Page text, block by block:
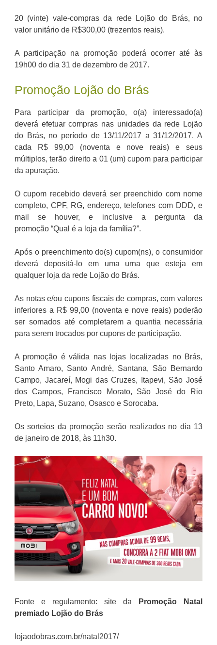
20 (vinte) vale-compras da rede Lojão do Brás, no
valor unitário de R$300,00 (trezentos reais).
A participação na promoção poderá ocorrer até às
19h00 do dia 31 de dezembro de 2017.
Promoção Lojão do Brás
Para participar da promoção, o(a) interessado(a)
deverá efetuar compras nas unidades da rede Lojão
do Brás, no período de 13/11/2017 a 31/12/2017. A
cada R$ 99,00 (noventa e nove reais) e seus
múltiplos, terão direito a 01 (um) cupom para participar
da apuração.
O cupom recebido deverá ser preenchido com nome
completo, CPF, RG, endereço, telefones com DDD, e
mail se houver, e inclusive a pergunta da
promoção “Qual é a loja da família?”.
Após o preenchimento do(s) cupom(ns), o consumidor
deverá depositá-lo em uma urna que esteja em
qualquer loja da rede Lojão do Brás.
As notas e/ou cupons fiscais de compras, com valores
inferiores a R$ 99,00 (noventa e nove reais) poderão
ser somados até completarem a quantia necessária
para serem trocados por cupons de participação.
A promoção é válida nas lojas localizadas no Brás,
Santo Amaro, Santo André, Santana, São Bernardo
Campo, Jacareí, Mogi das Cruzes, Itapevi, São José
dos Campos, Francisco Morato, São José do Rio
Preto, Lapa, Suzano, Osasco e Sorocaba.
Os sorteios da promoção serão realizados no dia 13
de janeiro de 2018, às 11h30.
Fonte e regulamento: site da Promoção
Natal
premiado Lojão do Brás
lojaodobras.com.br/natal2017/